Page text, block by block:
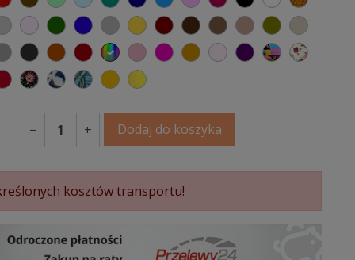
szary
jasnoszary
jasny różbutelkowa zieleń
ciemno niebieski
szarymusztardowy
kasztanowy
ciemno brązowy
brązowyjasnobrązowy
oliwkowybeżowy
popielaty szary
antracytowy
ceglastybordowywybór koloru
brudny róż
fuksjakoniakowy
pudrowy róż
fioletowyPatchwork
wiśniowy
folk mandalaptakimiodowykolorowy
− + Dodaj do koszyka
kosztów transportu!